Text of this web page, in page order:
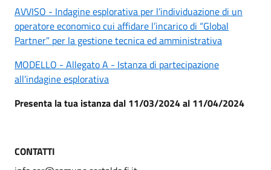
AVVISO - Indagine esplorativa per l’individuazione di un
operatore economico cui affidare l’incarico di “Global
Partner” per la gestione tecnica ed amministrativa
MODELLO - Allegato A - Istanza di partecipazione
all’indagine esplorativa
Presenta la tua istanza dal 11/03/2024 al 11/04/2024
CONTATTI